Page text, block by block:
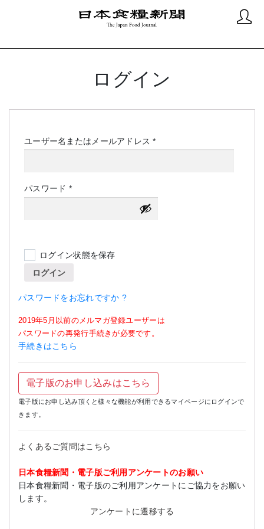
ログイン
ユーザー名またはメールアドレス*必
パスワード *必
須
ログイン状態を保存
ログイン
パスワードをお忘れですか ?
2019年5月以前のメルマガ登録ユーザーは
パスワードの再発行手続きが必要です。
手続きはこちら
電子版のお申し込みはこちら
電子版にお申し込み頂くと様々な機能が利用できるマイページにログインで
きます。
よくあるご質問はこちら
日本食糧新聞・電子版ご利用アンケートのお願い
日本食糧新聞・電子版のご利用アンケートにご協力をお願い
します。
アンケートに遷移する